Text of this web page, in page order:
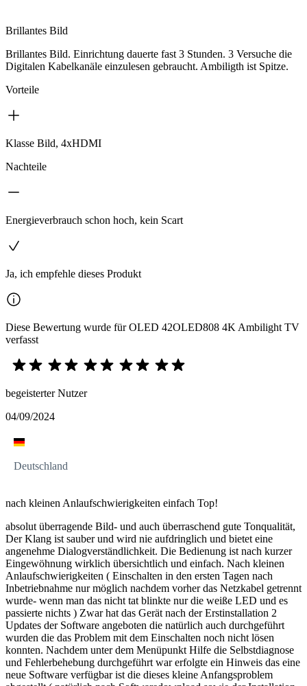
Brillantes Bild
Brillantes Bild. Einrichtung dauerte fast 3 Stunden. 3 Versuche die
Digitalen Kabelkanäle einzulesen gebraucht. Ambiligth ist Spitze.
Vorteile
Klasse Bild, 4xHDMI
Nachteile
Energieverbrauch schon hoch, kein Scart
Ja, ich empfehle dieses Produkt
Diese Bewertung wurde für OLED 42OLED808 4K Ambilight TV
verfasst
begeisterter Nutzer
04/09/2024
Deutschland
nach kleinen Anlaufschwierigkeiten einfach Top!
absolut überragende Bild- und auch überraschend gute Tonqualität,
Der Klang ist sauber und wird nie aufdringlich und bietet eine
angenehme Dialogverständlichkeit. Die Bedienung ist nach kurzer
Eingewöhnung wirklich übersichtlich und einfach. Nach kleinen
Anlaufschwierigkeiten ( Einschalten in den ersten Tagen nach
Inbetriebnahme nur möglich nachdem vorher das Netzkabel getrennt
wurde- wenn man das nicht tat blinkte nur die weiße LED und es
passierte nichts ) Zwar hat das Gerät nach der Erstinstallation 2
Updates der Software angeboten die natürlich auch durchgeführt
wurden die das Problem mit dem Einschalten noch nicht lösen
konnten. Nachdem unter dem Menüpunkt Hilfe die Selbstdiagnose
und Fehlerbehebung durchgeführt war erfolgte ein Hinweis das eine
neue Software verfügbar ist die dieses kleine Anfangsproblem